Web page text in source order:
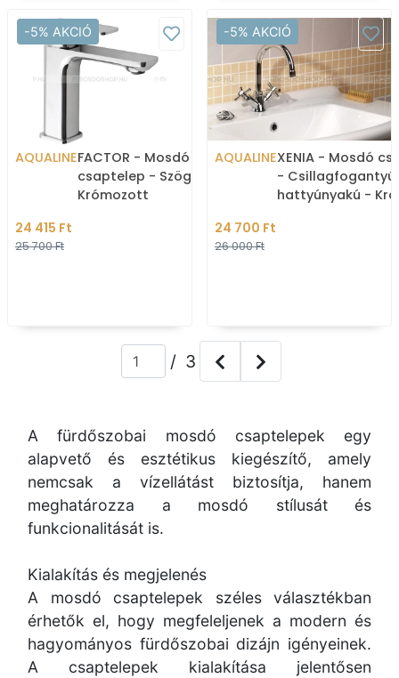
-5% AKCIÓ
AQUALINEFACTOR - Mosdó
csaptelep - Szögletes -
Krómozott
24 415 Ft
25 700 Ft
-5% AKCIÓ
AQUALINEXENIA - Mosdó
-
hattyúnyakú -
24 700 Ft
26 000 Ft
/ 3
A fürdőszobai mosdó csaptelepek egy
alapvető és esztétikus kiegészítő, amely
nemcsak a vízellátást biztosítja, hanem
meghatározza a mosdó stílusát és
funkcionalitását is.
Kialakítás és megjelenés
A mosdó csaptelepek széles választékban
érhetők el, hogy megfeleljenek a modern és
hagyományos fürdőszobai dizájn igényeinek.
A csaptelepek kialakítása jelentősen